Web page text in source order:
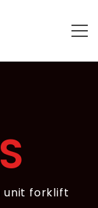
unit forklift